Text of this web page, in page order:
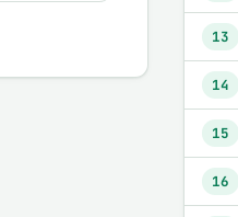
13
14
15
16